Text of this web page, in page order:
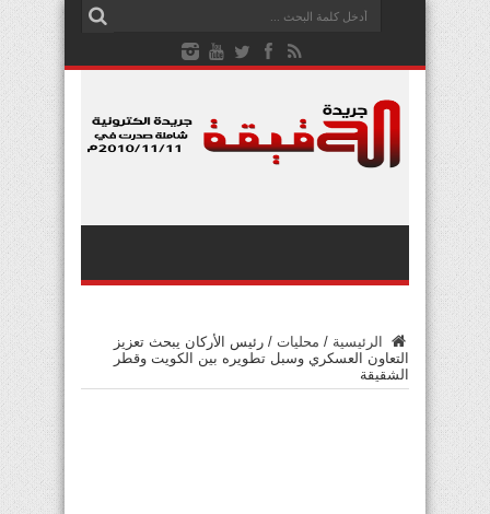
الرئيسية / محليات / رئيس الأركان يبحث تعزيز
التعاون العسكري وسبل تطويره بين الكويت وقطر
الشقيقة